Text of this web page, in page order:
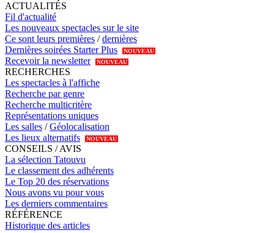
ACTUALITÉS
Fil d'actualité
Les nouveaux spectacles sur le site
Ce sont leurs premières /dernières
Dernières soirées Starter Plus
NOUVEAU
Recevoir la newsletter NOUVEAU
RECHERCHES
Les spectacles à l'affiche
Recherche par genre
Recherche multicritère
Représentations uniques
Les salles /Géolocalisation
Les lieux alternatifs
NOUVEAU
CONSEILS / AVIS
La sélection Tatouvu
Le classement des adhérents
Le Top 20 des réservations
Nous avons vu pour vous
Les derniers commentaires
RÉFÉRENCE
Historique des articles